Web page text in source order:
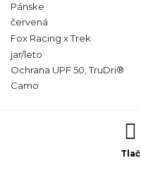
Pánske
červená
Fox Racing x Trek
jar/leto
Ochrana UPF 50, TruDri®
Camo
Tlač